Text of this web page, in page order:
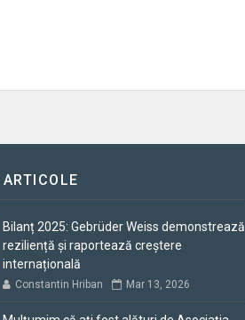
Bilanț 2025: Gebrüder Weiss demonstrează
reziliență și raportează creștere
internațională
Constantin Hriban Mar 13, 2026